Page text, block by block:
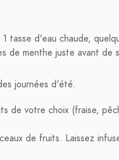
tasse d'eau chaude,
de menthe juste avant de
journées d'été.
de votre choix (fraise,
de fruits. Laissez